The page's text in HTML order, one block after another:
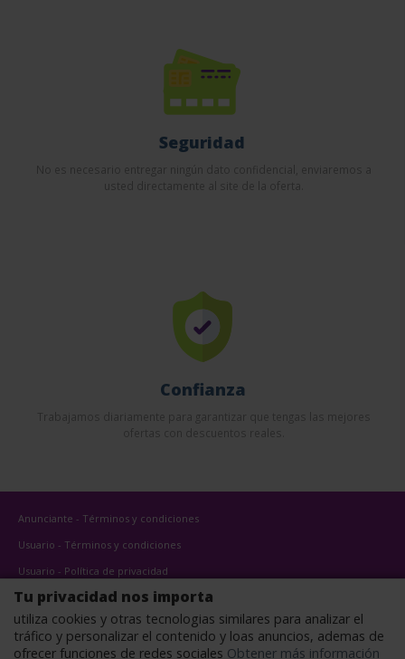
Tu privacidad nos importa
utiliza cookies y otras tecnologias similares para analizar el
tráfico y personalizar el contenido y loas anuncios, ademas de
ofrecer funciones de redes sociales Obtener más información
Seguridad
Confianza
Anunciante - Términos y condiciones
Usuario - Términos y condiciones
Usuario - Política de privacidad
Usuario - Política de cookies
Anuncie
Afiliados